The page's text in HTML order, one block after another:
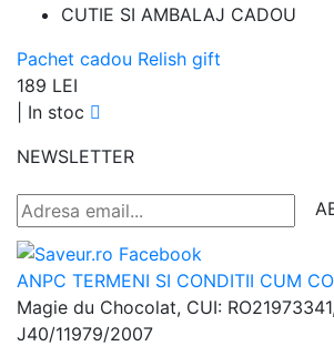
CUTIE SI AMBALAJ CADOU
Pachet cadou Relish gift
189 LEI
In stoc
NEWSLETTER
ANPC TERMENI SI CONDITII CUM
Magie du Chocolat, CUI:
J40/11979/2007